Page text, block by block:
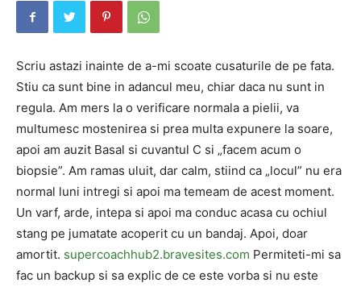
Scriu astazi inainte de a-mi scoate cusaturile de pe fata.
Stiu ca sunt bine in adancul meu, chiar daca nu sunt in
regula. Am mers la o verificare normala a pielii, va
multumesc mostenirea si prea multa expunere la soare,
apoi am auzit Basal si cuvantul C si „facem acum o
biopsie”. Am ramas uluit, dar calm, stiind ca „locul” nu era
normal luni intregi si apoi ma temeam de acest moment.
Un varf, arde, intepa si apoi ma conduc acasa cu ochiul
stang pe jumatate acoperit cu un bandaj. Apoi, doar
amortit. supercoachhub2.bravesites.com Permiteti-mi sa
fac un backup si sa explic de ce este vorba si nu este